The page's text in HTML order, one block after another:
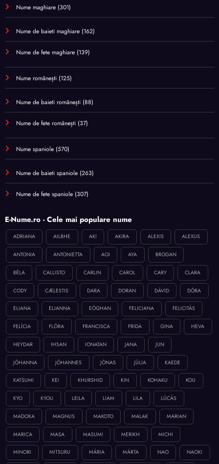
Nume maghiare (301)
Nume de baieti maghiare (162)
Nume de fete maghiare (139)
Nume românești (125)
Nume de baieti românești (88)
Nume de fete românești (37)
Nume spaniole (570)
Nume de baieti spaniole (263)
Nume de fete spaniole (307)
E-Nume.ro - Cele mai populare nume
ADRIANA AILBHE AKI AKIRA ALEXIS ALEXUS
ANTONIA ANTONIETTA AOI AYA BROGAN
BÉLA CALLISTO CARLIN CAROL CARY CLARA
CODY CÆLESTIS DARA DORAN DÁVID DÓRA
ELIANA ELIANNA EÓGHAN FELICIANA FELICITÁS
FELÍCIA FLÓRA FRANCISCA FRIDA GINA HEVA
HEYDAR IHSAN IONATAN JANA JUN
JÓHANNA JÓHANNES JÓNAS JÚLIA KAEDE
KATSUMI KEI KHURSHID KIN KOHAKU KOU
KYO KYOU LEILA LIAM LILA LÚCÁS
MADOKA MAGNUS MAKOTO MALAK MARIAN
MARICA MASA MASUMI MERIKH MICHI
MINORI MITSURU MÁRIA MÁRTA NAO NAOKI